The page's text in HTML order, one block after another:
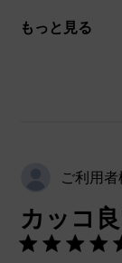
もっと見る
ご利用者
カッコ